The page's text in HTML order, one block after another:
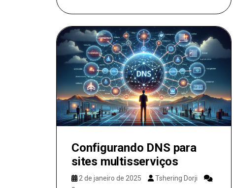
Configurando DNS para
sites multisserviços
2 de janeiro de 2025
Tshering Dorji